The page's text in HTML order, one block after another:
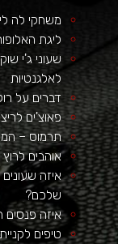
משחקי לה
ליגת
שעוני ג'י
לאלגנטיות
דברים על
פאוצ'ים
תרמוס –
אוהבים
איזה
שלכם?
איזה פנסים
טיפים